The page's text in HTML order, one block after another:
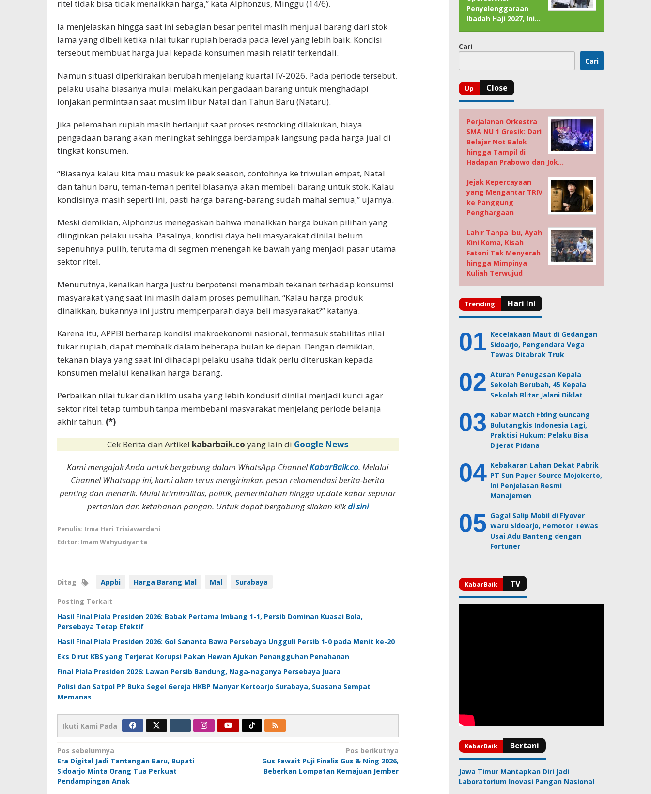
ritel tidak bisa tidak menaikkan harga,” kata Alphonzus, Minggu (14/6).
Ia menjelaskan hingga saat ini sebagian besar peritel masih menjual barang dari stok
lama yang dibeli ketika nilai tukar rupiah berada pada level yang lebih baik. Kondisi
tersebut membuat harga jual kepada konsumen masih relatif terkendali.
Namun situasi diperkirakan berubah menjelang kuartal IV-2026. Pada periode tersebut,
pelaku usaha biasanya mulai melakukan pengadaan barang untuk menghadapi
lonjakan permintaan saat musim libur Natal dan Tahun Baru (Nataru).
Jika pelemahan rupiah masih berlanjut saat proses restocking dilakukan, biaya
pengadaan barang akan meningkat sehingga berdampak langsung pada harga jual di
tingkat konsumen.
“Biasanya kalau kita mau masuk ke peak season, contohnya ke triwulan empat, Natal
dan tahun baru, teman-teman peritel biasanya akan membeli barang untuk stok. Kalau
kondisinya masih seperti ini, pasti harga barang-barang sudah mahal semua,” ujarnya.
Meski demikian, Alphonzus menegaskan bahwa menaikkan harga bukan pilihan yang
diinginkan pelaku usaha. Pasalnya, kondisi daya beli masyarakat dinilai belum
sepenuhnya pulih, terutama di segmen menengah ke bawah yang menjadi pasar utama
sektor ritel.
Menurutnya, kenaikan harga justru berpotensi menambah tekanan terhadap konsumsi
masyarakat yang saat ini masih dalam proses pemulihan. “Kalau harga produk
dinaikkan, bukannya ini justru memperparah daya beli masyarakat?” katanya.
Karena itu, APPBI berharap kondisi makroekonomi nasional, termasuk stabilitas nilai
tukar rupiah, dapat membaik dalam beberapa bulan ke depan. Dengan demikian,
tekanan biaya yang saat ini dihadapi pelaku usaha tidak perlu diteruskan kepada
konsumen melalui kenaikan harga barang.
Perbaikan nilai tukar dan iklim usaha yang lebih kondusif dinilai menjadi kunci agar
sektor ritel tetap tumbuh tanpa membebani masyarakat menjelang periode belanja
akhir tahun. (*)
Cek Berita dan Artikel kabarbaik.coyang lain di Google News
Kami mengajak Anda untuk bergabung dalam WhatsApp ChannelKabarBaik.co. Melalui
Channel Whatsapp ini, kami akan terus mengirimkan pesan rekomendasi berita-berita
penting dan menarik. Mulai kriminalitas, politik, pemerintahan hingga update kabar seputar
pertanian dan ketahanan pangan. Untuk dapat bergabung silakan klikdi sini
Penulis: Irma Hari Trisiawardani
Editor: Imam Wahyudiyanta
Ditag Appbi Harga Barang Mal Mal Surabaya
Posting Terkait
Hasil Final Piala Presiden 2026: Babak Pertama Imbang 1-1, Persib Dominan Kuasai Bola,
Persebaya Tetap Efektif
Hasil Final Piala Presiden 2026: Gol Sananta Bawa Persebaya Ungguli Persib 1-0 pada Menit ke-20
Eks Dirut KBS yang Terjerat Korupsi Pakan Hewan Ajukan Penangguhan Penahanan
Final Piala Presiden 2026: Lawan Persib Bandung, Naga-naganya Persebaya Juara
Polisi dan Satpol PP Buka Segel Gereja HKBP Manyar Kertoarjo Surabaya, Suasana Sempat
Memanas
Ikuti Kami Pada
Navigasi
pos
Pos sebelumnya
Era Digital Jadi Tantangan Baru, Bupati
Sidoarjo Minta Orang Tua Perkuat
Pendampingan Anak
Pos berikutnya
Gus Fawait Puji Finalis Gus & Ning 2026,
Beberkan Lompatan Kemajuan Jember
Penyelenggaraan
Ibadah Haji 2027, Ini…
Cari
Cari
Perjalanan Orkestra
SMA NU 1 Gresik: Dari
Belajar Not Balok
hingga Tampil di
Hadapan Prabowo dan Jok…
Jejak Kepercayaan
yang Mengantar TRIV
ke Panggung
Penghargaan
Lahir Tanpa Ibu, Ayah
Kini Koma, Kisah
Fatoni Tak Menyerah
hingga Mimpinya
Kuliah Terwujud
Kecelakaan Maut di Gedangan
Sidoarjo, Pengendara Vega
Tewas Ditabrak Truk
Aturan Penugasan Kepala
Sekolah Berubah, 45 Kepala
Sekolah Blitar Jalani Diklat
Kabar Match Fixing Guncang
Bulutangkis Indonesia Lagi,
Praktisi Hukum: Pelaku Bisa
Dijerat Pidana
Kebakaran Lahan Dekat Pabrik
PT Sun Paper Source Mojokerto,
Ini Penjelasan Resmi
Manajemen
Gagal Salip Mobil di Flyover
Waru Sidoarjo, Pemotor Tewas
Usai Adu Banteng dengan
Fortuner
Jawa Timur Mantapkan Diri Jadi
Laboratorium Inovasi Pangan Nasional